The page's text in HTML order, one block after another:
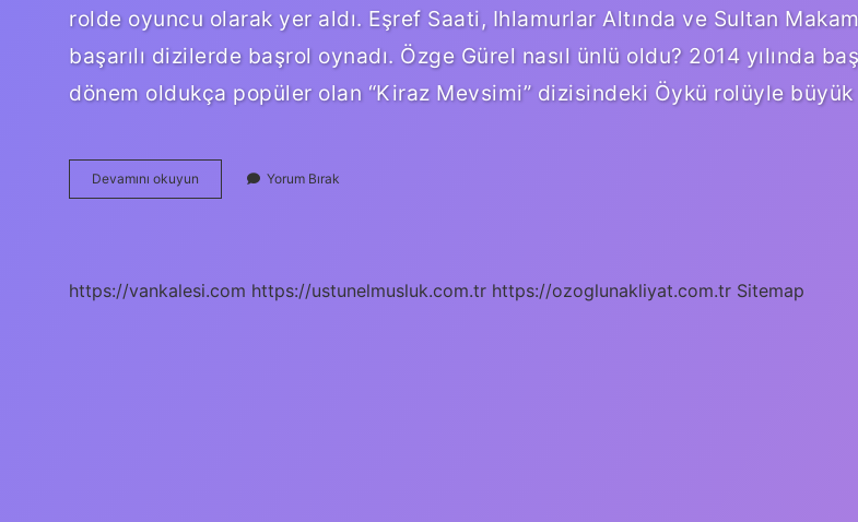
rolde oyuncu olarak yer aldı. Eşref Saati, Ihlamurlar Altında ve Sultan
başarılı dizilerde başrol oynadı. Özge Gürel nasıl ünlü oldu? 2014 yılında
dönem oldukça popüler olan “Kiraz Mevsimi” dizisindeki Öykü rolüyle
Devamını okuyun
Borak
Yorum Bırak
https://vankalesi.com https://ustunelmusluk.com.tr https://ozoglunakliyat.com.tr Sitemap